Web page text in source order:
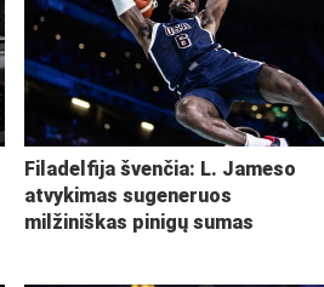
Filadelfija švenčia: L. Jameso
atvykimas sugeneruos
milžiniškas pinigų sumas